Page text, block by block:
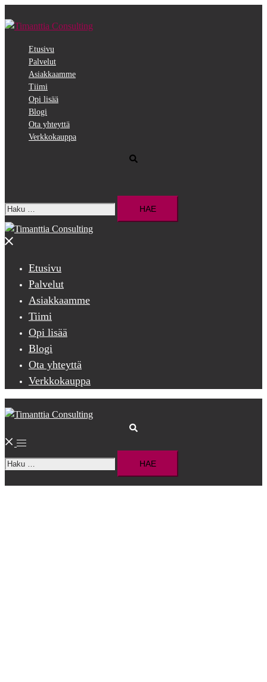
pääsisältöön
Etusivu
Palvelut
Asiakkaamme
Tiimi
Opi lisää
Blogi
Ota yhteyttä
Verkkokauppa
Haku:
Close
Etusivu
Palvelut
Asiakkaamme
Tiimi
Opi lisää
Blogi
Ota yhteyttä
Verkkokauppa
Toggle
menu
Haku: